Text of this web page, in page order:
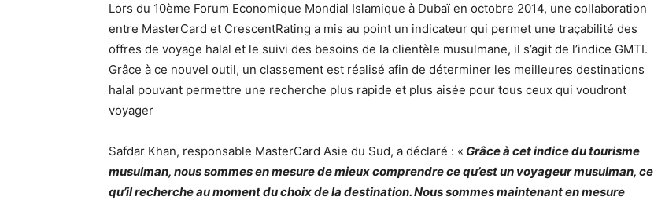
Lors du 10ème Forum Economique Mondial Islamique à Dubaï en octobre 2014, une collaboration
entre MasterCard et CrescentRating a mis au point un indicateur qui permet une traçabilité des
offres de voyage halal et le suivi des besoins de la clientèle musulmane, il s’agit de l’indice GMTI.
Grâce à ce nouvel outil, un classement est réalisé afin de déterminer les meilleures destinations
halal pouvant permettre une recherche plus rapide et plus aisée pour tous ceux qui voudront
voyager
Safdar Khan, responsable MasterCard Asie du Sud, a déclaré : « Grâce à cet indice du tourisme
musulman, nous sommes en mesure de mieux comprendre ce qu’est un voyageur musulman, ce
qu’il recherche au moment du choix de la destination. Nous sommes maintenant en mesure